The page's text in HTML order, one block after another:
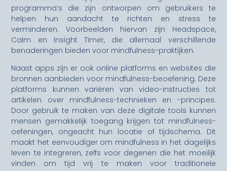
programma’s die zijn ontworpen om gebruikers te
helpen hun aandacht te richten en stress te
verminderen. Voorbeelden hiervan zijn Headspace,
Calm en Insight Timer, die allemaal verschillende
benaderingen bieden voor mindfulness-praktijken.
Naast apps zijn er ook online platforms en websites die
bronnen aanbieden voor mindfulness-beoefening. Deze
platforms kunnen variëren van video-instructies tot
artikelen over mindfulness-technieken en -principes.
Door gebruik te maken van deze digitale tools kunnen
mensen gemakkelijk toegang krijgen tot mindfulness-
oefeningen, ongeacht hun locatie of tijdschema. Dit
maakt het eenvoudiger om mindfulness in het dagelijks
leven te integreren, zelfs voor degenen die het moeilijk
vinden om tijd vrij te maken voor traditionele